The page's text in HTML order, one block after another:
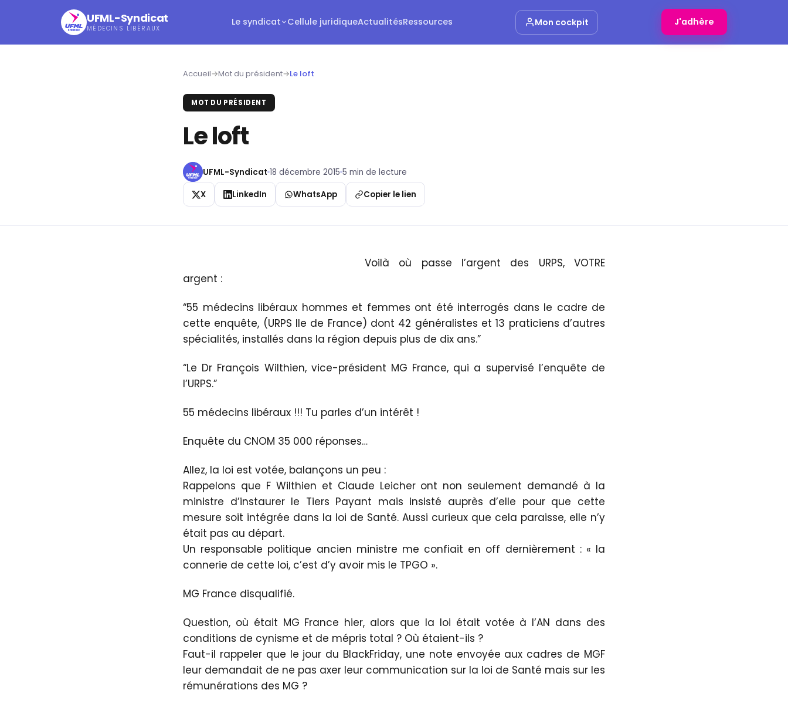
UFML-Syndicat
MÉDECINS LIBÉRAUX
Le syndicat Cellule juridiqueActualitésRessources Mon cockpit J'adhère
Accueil→Mot du président→Le loft
MOT DU PRÉSIDENT
Le loft
UFML-Syndicat 18 décembre 2015 5 min de lecture
X
LinkedIn WhatsApp Copier le lien
Voilà où passe l’argent des URPS, VOTRE
argent :
“55 médecins libéraux hommes et femmes ont été interrogés dans le cadre de
cette enquête, (URPS Ile de France) dont 42 généralistes et 13 praticiens d’autres
spécialités, installés dans la région depuis plus de dix ans.”
“Le Dr François Wilthien, vice-président MG France, qui a supervisé l’enquête de
l’URPS.”
55 médecins libéraux !!! Tu parles d’un intérêt !
Enquête du CNOM 35 000 réponses…
Allez, la loi est votée, balançons un peu :
Rappelons que F Wilthien et Claude Leicher ont non seulement demandé à la
ministre d’instaurer le Tiers Payant mais insisté auprès d’elle pour que cette
mesure soit intégrée dans la loi de Santé. Aussi curieux que cela paraisse, elle n’y
était pas au départ.
Un responsable politique ancien ministre me confiait en off dernièrement : « la
connerie de cette loi, c’est d’y avoir mis le TPGO ».
MG France disqualifié.
Question, où était MG France hier, alors que la loi était votée à l’AN dans des
conditions de cynisme et de mépris total ? Où étaient-ils ?
Faut-il rappeler que le jour du BlackFriday, une note envoyée aux cadres de MGF
leur demandait de ne pas axer leur communication sur la loi de Santé mais sur les
rémunérations des MG ?